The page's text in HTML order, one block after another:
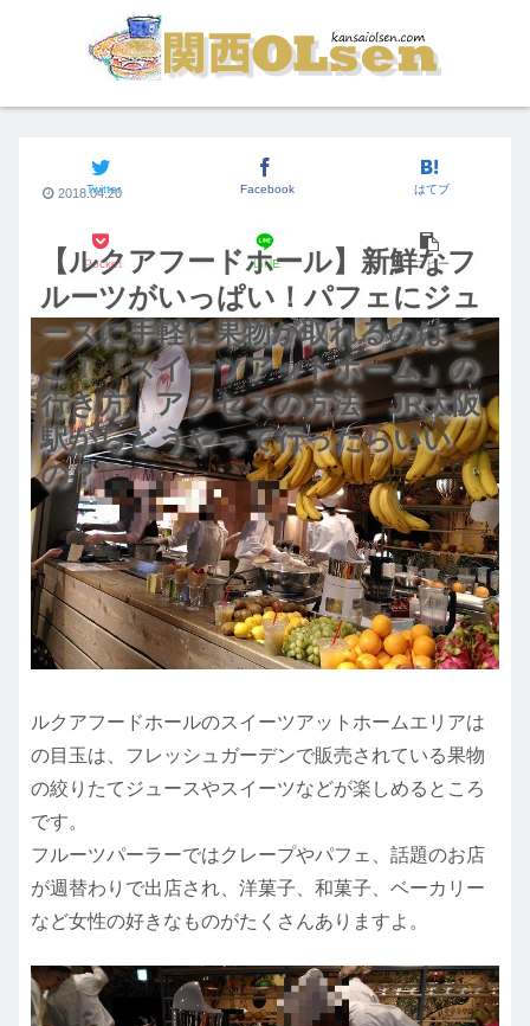
【ルクアフードホール】新鮮なフ
ルーツがいっぱい！パフェにジュ
ースに手軽に果物が取れるのはこ
こ！「スイーツアットホーム」の
行き方、アクセスの方法 JR大阪
駅からどうやって行ったらいい
の？
Twitter Facebook はてブ
Pocket LINE コピー
2018.04.20
ルクアフードホールのスイーツアットホームエリアは
の目玉は、フレッシュガーデンで販売されている果物
の絞りたてジュースやスイーツなどが楽しめるところ
です。
フルーツパーラーではクレープやパフェ、話題のお店
が週替わりで出店され、洋菓子、和菓子、ベーカリー
など女性の好きなものがたくさんありますよ。